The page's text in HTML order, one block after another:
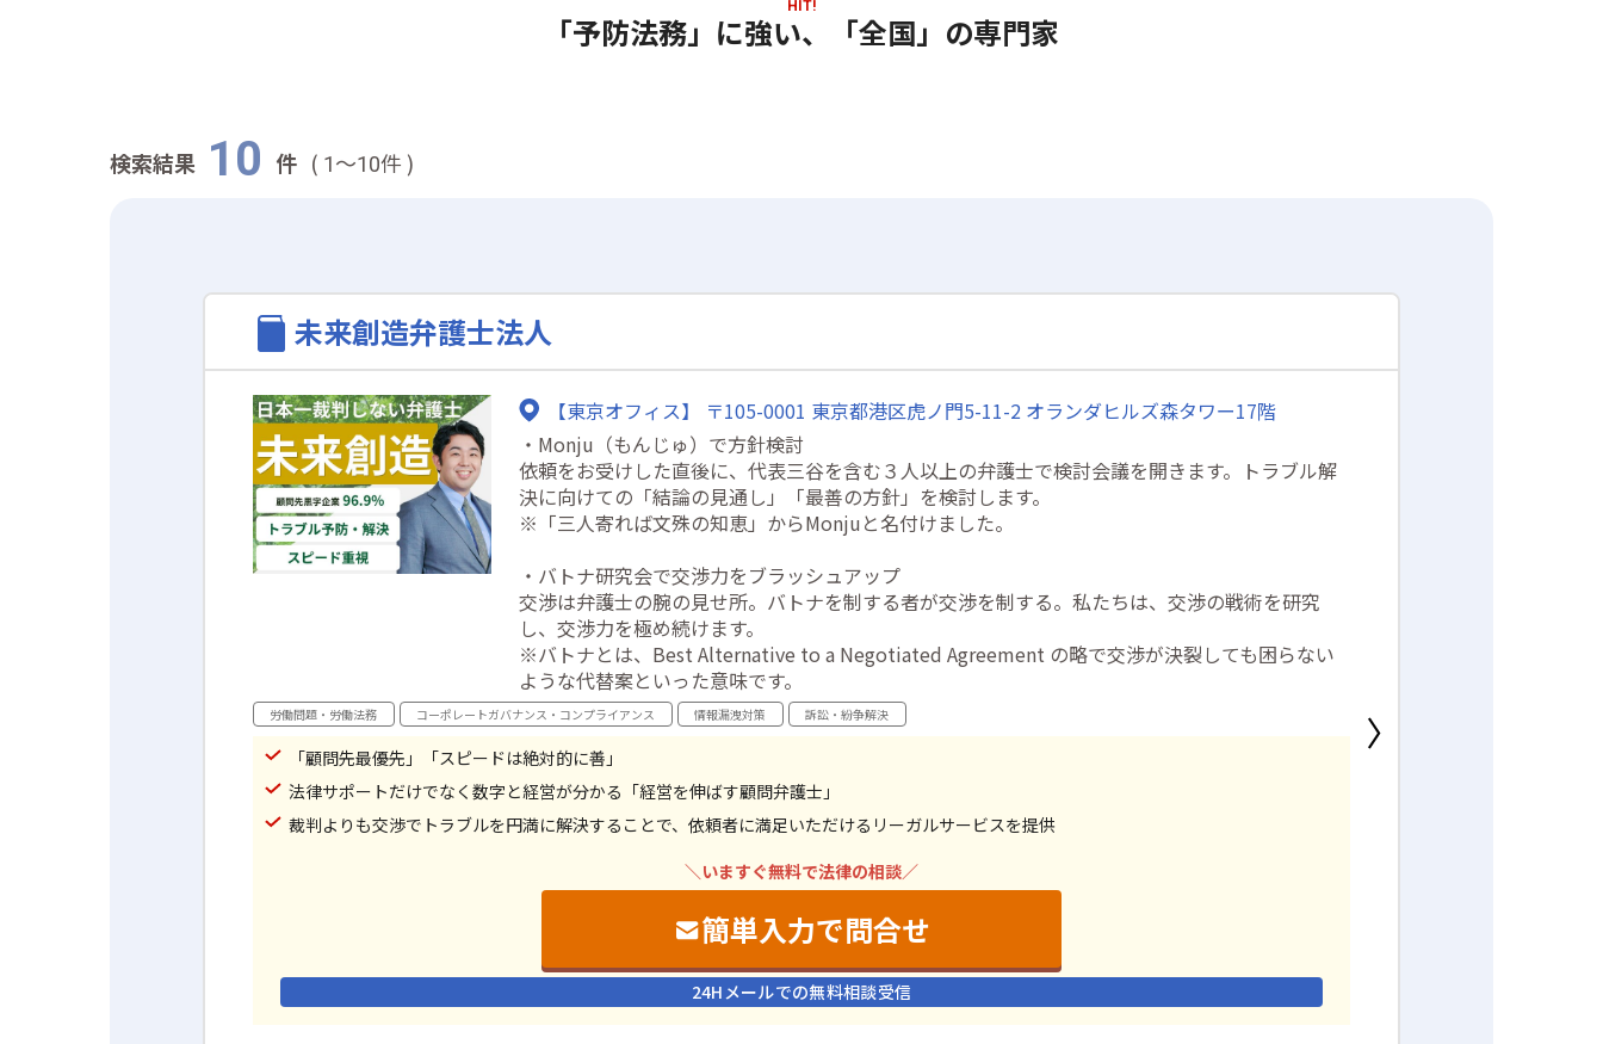
HIT!
「予防法務」に強い、「全国」の専門家
検索結果 10 件 ( 1～10件 )
未来創造弁護士法人
【東京オフィス】 〒105-0001 東京都港区虎ノ門5-11-2 オランダヒルズ森タワー17階
・Monju（もんじゅ）で方針検討
依頼をお受けした直後に、代表三谷を含む３人以上の弁護士で検討会議を開きます。トラブル解
決に向けての「結論の見通し」「最善の方針」を検討します。
※「三人寄れば文殊の知恵」からMonjuと名付けました。
・バトナ研究会で交渉力をブラッシュアップ
交渉は弁護士の腕の見せ所。バトナを制する者が交渉を制する。私たちは、交渉の戦術を研究
し、交渉力を極め続けます。
※バトナとは、Best Alternative to a Negotiated Agreement の略で交渉が決裂しても困らない
ような代替案といった意味です。
労働問題・労働法務 コーポレートガバナンス・コンプライアンス 情報漏洩対策 訴訟・紛争解決
「顧問先最優先」「スピードは絶対的に善」
法律サポートだけでなく数字と経営が分かる「経営を伸ばす顧問弁護士」
裁判よりも交渉でトラブルを円満に解決することで、依頼者に満足いただけるリーガルサービスを提供
＼いますぐ無料で法律の相談／
簡単入力で問合せ
24Hメールでの無料相談受信